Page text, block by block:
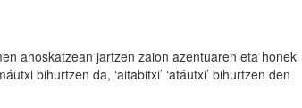
ahoskatzean jartzen zaion azentuaren eta honek
bihurtzen da, ‘aitabitxi’ ‘atáutxi’ bihurtzen den